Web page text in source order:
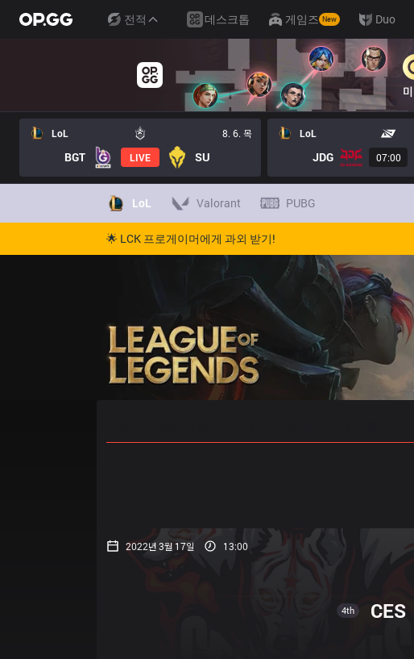
전적 데스크톱 게임즈 New Duo
LoL 8. 6. 목
BGT LIVE SU
LoL
JDG 07:00
LoL Valorant PUBG
🌟 LCK 프로게이머에게 과외 받기!
2022년 3월 17일 13:00
4th CES